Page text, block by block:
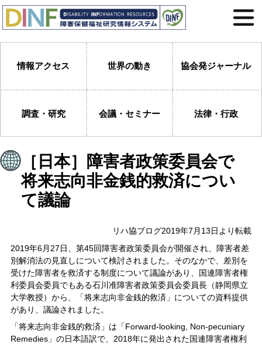
情報アクセス 世界の動き 協会発ジャーナル
調査・研究 会議・セミナー 法律・行政
［日本］障害者政策委員会で
将来志向非金銭的救済につい
て議論
リハ協ブログ2019年7月13日より転載
2019年6月27日、第45回障害者政策委員会が開催され、障害者差
別解消法の見直しについて検討されました。そのなかで、差別を
受けた障害者を救済する制度について議論があり、国連障害者権
利委員会委員でもある石川准障害者政策委員会委員長（静岡県立
大学教授）から、「将来志向非金銭的救済」についての資料提供
があり、議論されました。
「将来志向非金銭的救済」は「Forward-looking, Non-pecuniary
Remedies」の日本語訳で、2018年に発出された国連障害者権利